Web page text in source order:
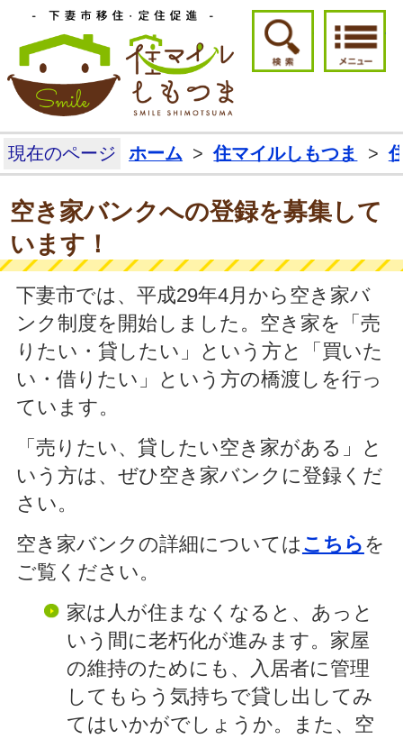
下妻市移住・定
検索ボタ
現在のページ ホーム > 住マイルしもつま >
空き家バンクへの登録を募集して
います！
下妻市では、平成29年4月から空き家バ
ンク制度を開始しました。空き家を「売
りたい・貸したい」という方と「買いた
い・借りたい」という方の橋渡しを行っ
ています。
「売りたい、貸したい空き家がある」と
いう方は、ぜひ空き家バンクに登録くだ
さい。
空き家バンクの詳細については こちら を
ご覧ください。
家は人が住まなくなると、あっと
いう間に老朽化が進みます。家屋
の維持のためにも、入居者に管理
してもらう気持ちで貸し出してみ
てはいかがでしょうか。また、空